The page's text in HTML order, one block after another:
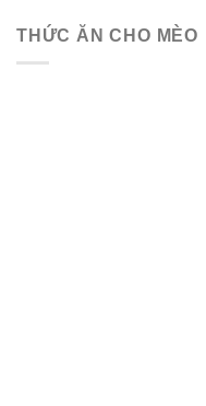
THỨC ĂN CHO MÈO